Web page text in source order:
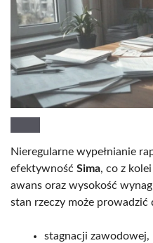
Nieregularne wypełnianie
efektywność Sima, co z
awans oraz wysokość
stan rzeczy może prowadzić
stagnacji zawodowej,